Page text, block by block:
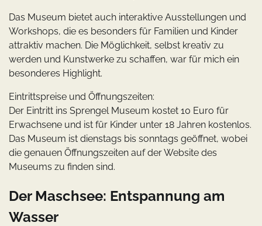
Das Museum bietet auch interaktive Ausstellungen und
Workshops, die es besonders für Familien und Kinder
attraktiv machen. Die Möglichkeit, selbst kreativ zu
werden und Kunstwerke zu schaffen, war für mich ein
besonderes Highlight.
Eintrittspreise und Öffnungszeiten:
Der Eintritt ins Sprengel Museum kostet 10 Euro für
Erwachsene und ist für Kinder unter 18 Jahren kostenlos.
Das Museum ist dienstags bis sonntags geöffnet, wobei
die genauen Öffnungszeiten auf der Website des
Museums zu finden sind.
Der Maschsee: Entspannung am
Wasser